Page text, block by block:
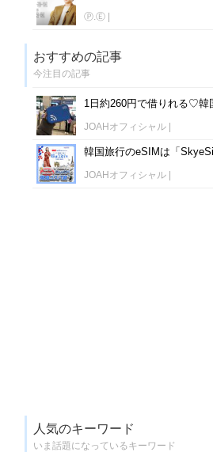
Ⓟ.Ⓔ|
おすすめの記事
今注目の記事
JOAHオフィシャル|
JOAHオフィシャル|
人気のキーワード
いま話題になっているキーワード